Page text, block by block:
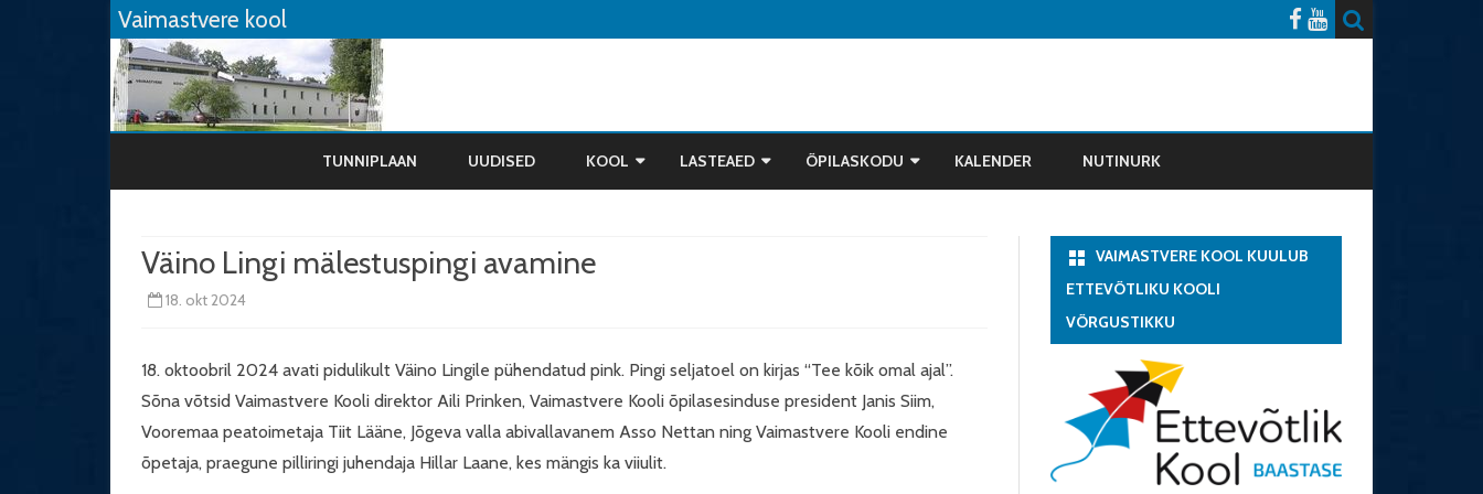
Vaimastvere kool
to
TUNNIPLAAN UUDISED KOOL
PEDAGOOGILINE PERSONAL
TÖÖTAJAD
KONSULTATSIOONIDE AJAD
ÕPIABI
NÄDALAMENÜÜ
ÕPPENÕUKOGU
LASTEAED ÕPILASKODU KALENDER NUTINURK
Väino Lingi mälestuspingi avamine
18. okt 2024
18. oktoobril 2024 avati pidulikult Väino Lingile pühendatud pink. Pingi seljatoel on kirjas “Tee kõik omal ajal”.
Sõna võtsid Vaimastvere Kooli direktor Aili Prinken, Vaimastvere Kooli õpilasesinduse president Janis Siim,
Vooremaa peatoimetaja Tiit Lääne, Jõgeva valla abivallavanem Asso Nettan ning Vaimastvere Kooli endine
õpetaja, praegune pilliringi juhendaja Hillar Laane, kes mängis ka viiulit.
VAIMASTVERE KOOL KUULUB
ETTEVÕTLIKU KOOLI
VÕRGUSTIKKU